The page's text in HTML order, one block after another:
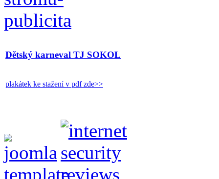
Dětský karneval TJ SOKOL
plakátek ke stažení v pdf zde>>